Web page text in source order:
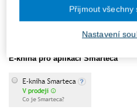
Většinu e-knih nabízíme oběma
pouze v aplikaci Smarteca.
vybraného titulu. Níže uvádíme
E-kniha pro aplikaci Smarteca
Nastavení
Přijmout všechny